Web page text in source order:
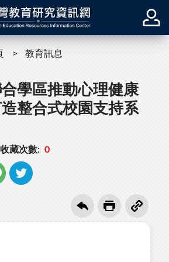
教育訊息
學區推動心理健康
整合式校園支持系
收藏次數: 0